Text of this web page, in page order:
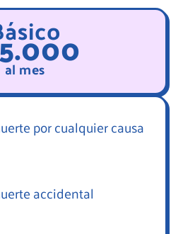
al mes
por cualquier causa
accidental